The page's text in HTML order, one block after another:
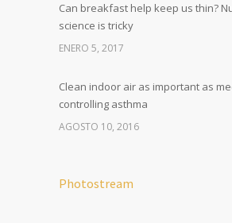
Can breakfast help keep us thin?
science is tricky
ENERO 5, 2017
Clean indoor air as important as
controlling asthma
AGOSTO 10, 2016
Photostream